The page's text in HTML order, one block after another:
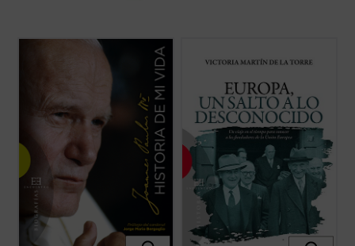
Una verdadera «autobiografía» del papa
Wojtyla formada a partir de las
confidencias personales que él mismo fue
revelando en cerca de 15.000 textos y
mundo durante sus 27 años de pontificado.
(ver ficha)
relato de no ficción recrea la década en la
Comunidades Europeas (1948-1957), a
través de algunos de los principales
protagonistas de la construcción europea
(ver ficha)